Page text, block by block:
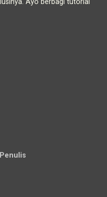
Ayo berbagi tutorial